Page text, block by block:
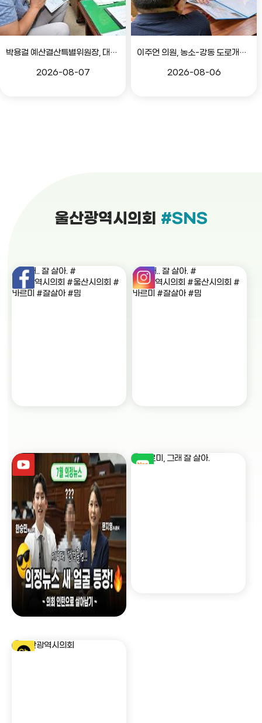
박용걸 예산결산특별위원장, 대공원로 확장공사 현안점검 간담회
2026-08-07
이주언 의원, 농소-강동 도로개설 민원 현장 점검
2026-08-06
울산광역시의회 #SNS